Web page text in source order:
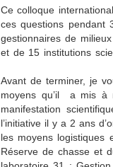
Ce colloque
ces questions pendant
gestionnaires de
et de 15 institutions
Avant de terminer, je
moyens qu’il a mis à
manifestation
l’initiative il y a 2 ans
les moyens
Réserve de chasse et